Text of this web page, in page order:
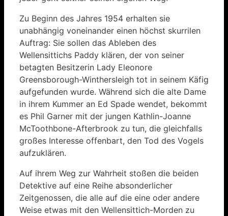
Zu Beginn des Jahres 1954 erhalten sie
unabhängig voneinander einen höchst skurrilen
Auftrag: Sie sollen das Ableben des
Wellensittichs Paddy klären, der von seiner
betagten Besitzerin Lady Eleonore
Greensborough-Winthersleigh tot in seinem Käfig
aufgefunden wurde. Während sich die alte Dame
in ihrem Kummer an Ed Spade wendet, bekommt
es Phil Garner mit der jungen Kathlin-Joanne
McToothbone-Afterbrook zu tun, die gleichfalls
großes Interesse offenbart, den Tod des Vogels
aufzuklären.
Auf ihrem Weg zur Wahrheit stoßen die beiden
Detektive auf eine Reihe absonderlicher
Zeitgenossen, die alle auf die eine oder andere
Weise etwas mit den Wellensittich-Morden zu